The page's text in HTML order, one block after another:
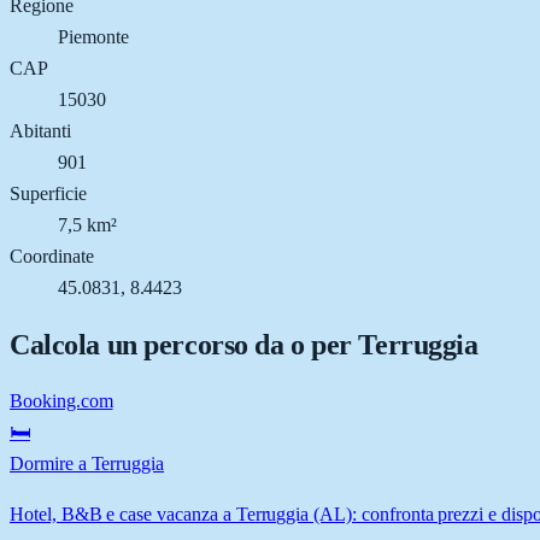
Regione
Piemonte
CAP
15030
Abitanti
901
Superficie
7,5 km²
Coordinate
45.0831, 8.4423
Calcola un percorso da o perTerruggia
Booking.com
🛏️
Dormire a Terruggia
Hotel, B&B e case vacanza a Terruggia (AL): confronta prezzi e